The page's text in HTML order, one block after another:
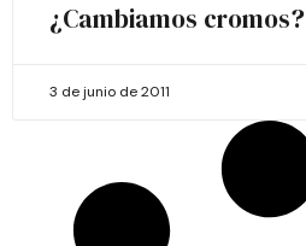
¿Cambiamos cromos?
3 de junio de 2011